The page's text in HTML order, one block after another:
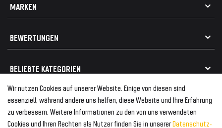
Wir nutzen Cookies auf unserer Website. Einige von diesen sind
essenziell, während andere uns helfen, diese Website und Ihre Erfahrung
zu verbessern. Weitere Informationen zu den von uns verwendeten
Cookies und Ihren Rechten als Nutzer finden Sie in unsererDaten­schutz­
Widerrufsrecht
Vertrag widerrufen
Elektro- / Altteilentsorgung
MARKEN
Geeignet für Mercedes
BEWERTUNGEN
BELIEBTE KATEGORIEN
Frontspoiler
Heckspoiler
Kabelbäume
FOLGEN SIE UNS AUF
Tuning Fanatics